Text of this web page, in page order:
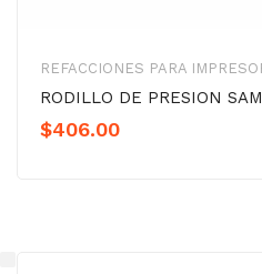
REFACCIONES PARA
RODILLO DE PRESION
$406.00